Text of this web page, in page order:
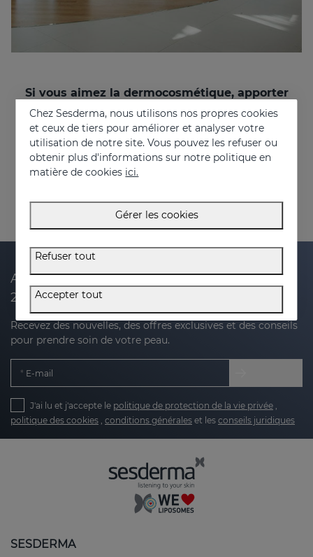
Si vous aimez la dermocosmétique, apporter
vous souhaitez travailler dans un
environnement multinational et multiculturel,
rejoignez-nous !
recruitment@sesderma.com
Abonnez-vous à notre newsletter et recevez
20 % de réduction sur votre prochain achat
Recevez des nouvelles, des offres exclusives et des conseils
pour prendre soin de votre peau.
E-mail
J'ai lu et j'accepte le politique de protection de la vie privée
politique des cookies conditions générales et les conseils juridiques
SESDERMA
Chez Sesderma, nous utilisons nos propres cookies
et ceux de tiers pour améliorer et analyser votre
utilisation de notre site. Vous pouvez les refuser ou
obtenir plus d'informations sur notre politique en
matière de cookies ici.
Gérer les cookies
Refuser tout
Accepter tout